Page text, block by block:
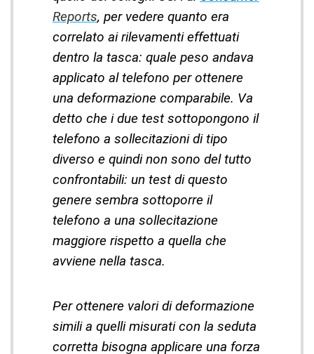
Reports, per vedere quanto era
correlato ai rilevamenti effettuati
dentro la tasca: quale peso andava
applicato al telefono per ottenere
una deformazione comparabile. Va
detto che i due test sottopongono il
telefono a sollecitazioni di tipo
diverso e quindi non sono del tutto
confrontabili: un test di questo
genere sembra sottoporre il
telefono a una sollecitazione
maggiore rispetto a quella che
avviene nella tasca.
Per ottenere valori di deformazione
simili a quelli misurati con la seduta
corretta bisogna applicare una forza